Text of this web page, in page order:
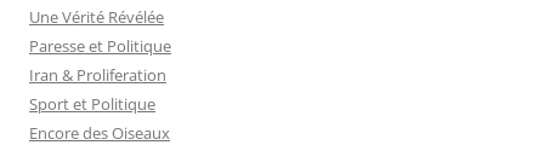
Une Vérité Révélée
Paresse et Politique
Iran & Proliferation
Sport et Politique
Encore des Oiseaux